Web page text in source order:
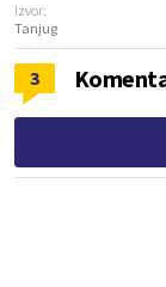
Izvor:
Tanjug
3